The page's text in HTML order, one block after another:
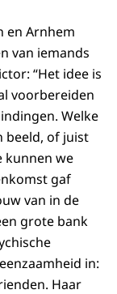
en Arnhem
van iemands
“Het idee is
voorbereiden
Welke
beeld, of juist
kunnen we
gaf
van in de
grote bank
in:
Haar